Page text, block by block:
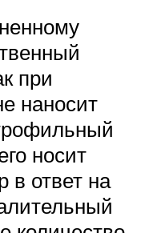
при
наносит
носит
в ответ на